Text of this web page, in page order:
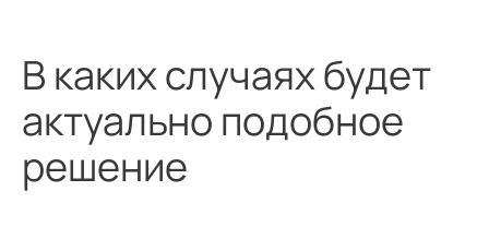
В каких случаях будет
актуально подобное
решение